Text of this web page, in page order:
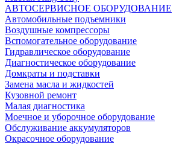
АВТОСЕРВИСНОЕ ОБОРУДОВАНИЕ
Автомобильные подъемники
Воздушные компрессоры
Вспомогательное оборудование
Гидравлическое оборудование
Диагностическое оборудование
Домкраты и подставки
Замена масла и жидкостей
Кузовной ремонт
Малая диагностика
Моечное и уборочное оборудование
Обслуживание аккумуляторов
Окрасочное оборудование